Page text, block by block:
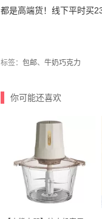
都是高端货！线下平时买
标签： 包邮、 牛奶巧克力
你可能还喜欢